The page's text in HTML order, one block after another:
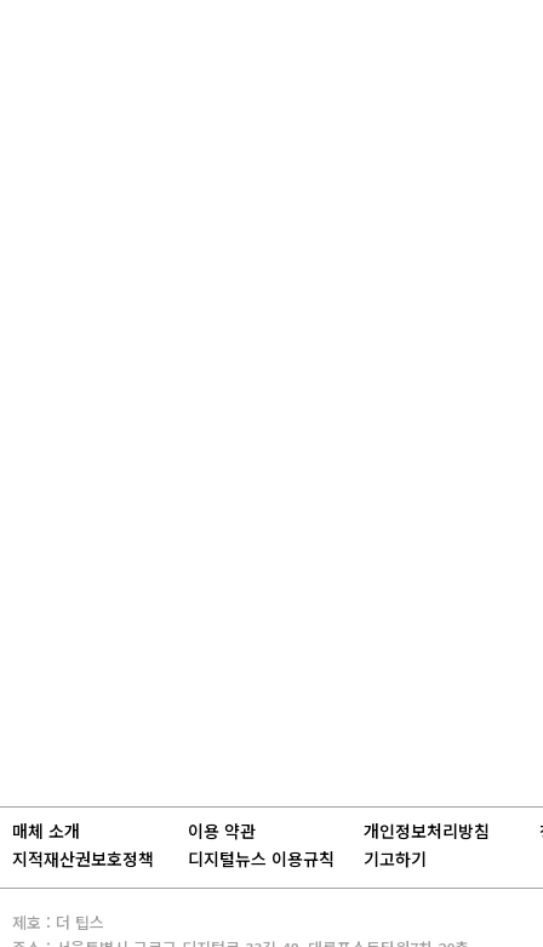
매체 소개 이용 약관 개인정보처리방침
지적재산권보호정책
디지털뉴스 이용규칙 기고하기
제호 : 더 팁스